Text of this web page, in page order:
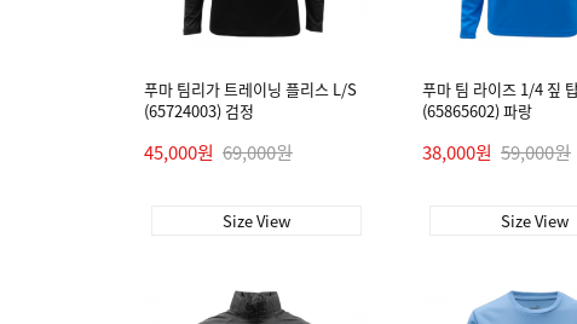
푸마 팀리가 트레이닝 플리스 L/S
(65724003) 검정
45,000원 69,000원
Size View
푸마 팀 라이즈 1/4 짚
(65865602) 파랑
38,000원 59,000원
Size View